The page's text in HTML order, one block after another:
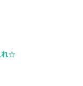
れ☆